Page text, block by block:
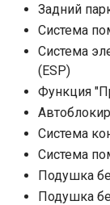
Задний
Система
Система
(ESP)
Функция
Система
Система
Подушка
Подушка